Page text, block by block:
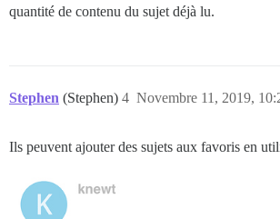
quantité de contenu du sujet déjà lu.
Stephen (Stephen) Novembre 11, 2019,
4
Ils peuvent ajouter des sujets aux favoris en